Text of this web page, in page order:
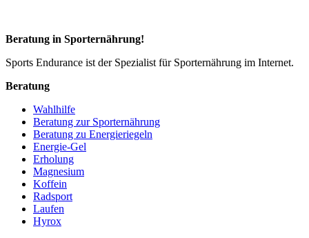
Beratung in Sporternährung!
Sports Endurance ist der Spezialist für Sporternährung im Internet.
Beratung
Wahlhilfe
Beratung zur Sporternährung
Beratung zu Energieriegeln
Energie-Gel
Erholung
Magnesium
Koffein
Radsport
Laufen
Hyrox